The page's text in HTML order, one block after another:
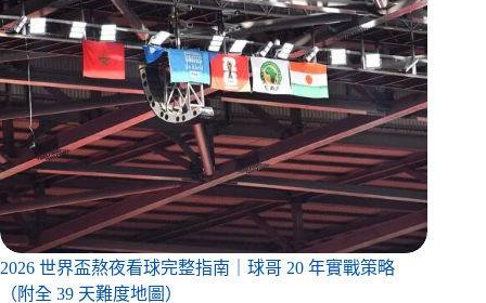
2026 世界盃熬夜看球完整指南｜球哥 20 年實戰策略
（附全 39 天難度地圖）